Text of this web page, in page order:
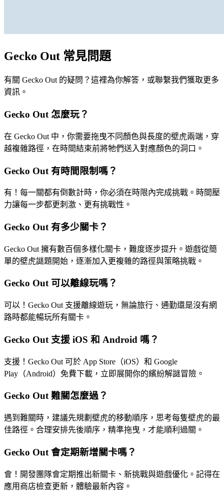
Gecko Out 常見問題
有關 Gecko Out 的疑問？這裡為你解答，或聯繫我們獲取更多
資訊。
Gecko Out 怎麼玩？
在 Gecko Out 中，你需要拖曳不同顏色與長度的壁虎兩端，穿
越複雜路徑，在時間結束前將牠們送入對應顏色的洞口。
Gecko Out 有時間限制嗎？
有！每一關都有倒數計時，你必須在時限內完成挑戰。時間壓
力讓每一步都更刺激、更有挑戰性。
Gecko Out 有多少關卡？
Gecko Out 擁有數百個多樣化關卡，難度逐步提升。遊戲從簡
單的壁虎謎題開始，逐漸加入更複雜的路徑與策略挑戰。
Gecko Out 可以離線玩嗎？
可以！Gecko Out 支援離線遊玩，無論旅行、通勤還是沒有網
路時都能暢玩所有關卡。
Gecko Out 支援 iOS 和 Android 嗎？
支援！Gecko Out 可於 App Store（iOS）和 Google
Play（Android）免費下載，立即展開你的繽紛解謎冒險。
Gecko Out 難關怎麼過？
遇到難關時，建議先規劃壁虎的移動順序，思考每隻壁虎的最
佳路徑。合理安排先後順序，精準拖曳，才能順利過關。
Gecko Out 會定期新增關卡嗎？
會！開發團隊會定期推出新關卡、新挑戰與遊戲優化。記得在
應用商店檢查更新，體驗最新內容。